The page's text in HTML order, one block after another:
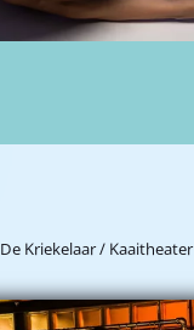
De Kriekelaar / Kaaitheater